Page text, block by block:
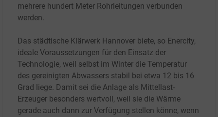
mehrere hundert Meter Rohrleitungen verbunden
werden.
Das städtische Klärwerk Hannover biete, so Enercity,
ideale Voraussetzungen für den Einsatz der
Technologie, weil selbst im Winter die Temperatur
des gereinigten Abwassers stabil bei etwa 12 bis 16
Grad liege. Damit sei die Anlage als Mittellast-
Erzeuger besonders wertvoll, weil sie die Wärme
gerade auch dann zur Verfügung stellen könne, wenn